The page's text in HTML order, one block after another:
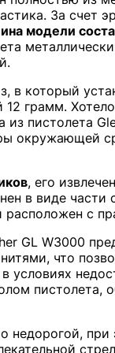
За счет
модели
в который
грамм.
из пистолета
окружающей
, его
в виде части
с
GL W3000
что
условиях
пистолета,
недорогой, при